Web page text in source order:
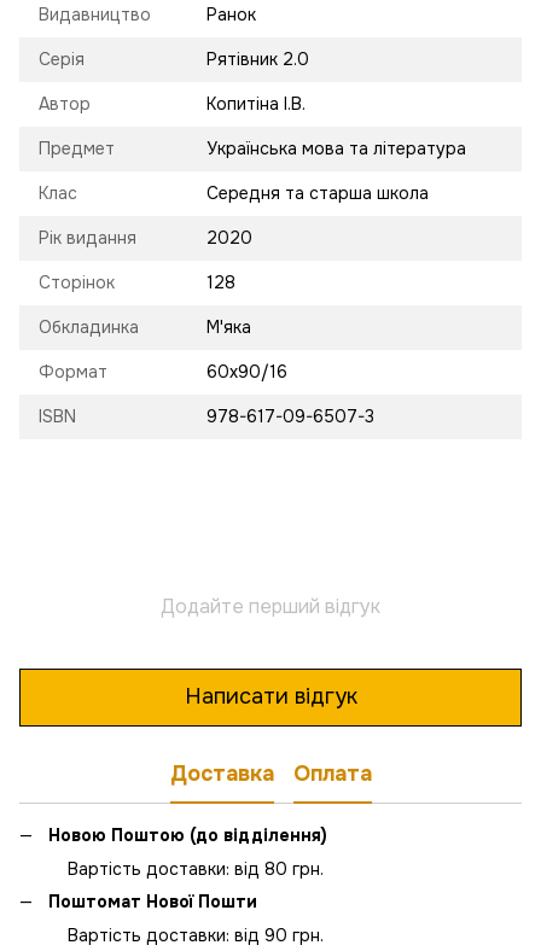
Видавництво Ранок
Серія Рятівник 2.0
Автор Копитіна І.В.
Предмет Українська мова та література
Клас Середня та старша школа
Рік видання 2020
Сторінок 128
Обкладинка М'яка
Формат 60х90/16
ISBN 978-617-09-6507-3
Додайте перший відгук
Написати відгук
Доставка Оплата
Новою Поштою (до відділення)
Вартість доставки: від 80 грн.
Поштомат Нової Пошти
Вартість доставки: від 90 грн.